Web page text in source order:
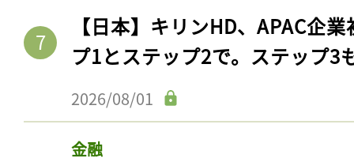
【日本】キリンHD、APAC企
プ1とステップ2で。ステップ3
2026/08/01
金融